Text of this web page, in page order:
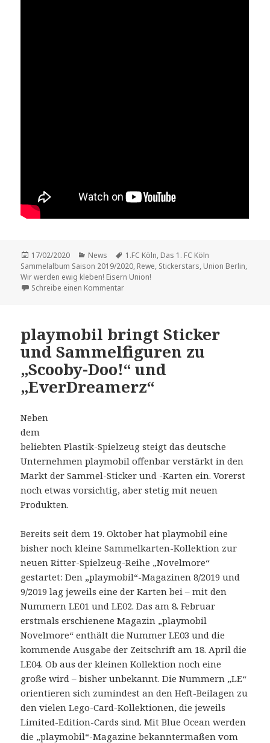
Veröffentlicht
am
17/02/2020 Kategorien
News Schlagwörter
1.FC Köln, Das 1. FC Köln
Sammelalbum Saison 2019/2020, Rewe, Stickerstars, Union Berlin,
Wir werden ewig kleben! Eisern Union!
Schreibe einen Kommentarzu Stickerstars hat Kollektionen zum 1.
playmobil bringt Sticker
und Sammelfiguren zu
„Scooby-Doo!“ und
„EverDreamerz“
Neben
dem
beliebten Plastik-Spielzeug steigt das deutsche
Unternehmen playmobil offenbar verstärkt in den
Markt der Sammel-Sticker und -Karten ein. Vorerst
noch etwas vorsichtig, aber stetig mit neuen
Produkten.
Bereits seit dem 19. Oktober hat playmobil eine
bisher noch kleine Sammelkarten-Kollektion zur
neuen Ritter-Spielzeug-Reihe „Novelmore“
gestartet: Den „playmobil“-Magazinen 8/2019 und
9/2019 lag jeweils eine der Karten bei – mit den
Nummern LE01 und LE02. Das am 8. Februar
erstmals erschienene Magazin „playmobil
Novelmore“ enthält die Nummer LE03 und die
kommende Ausgabe der Zeitschrift am 18. April die
LE04. Ob aus der kleinen Kollektion noch eine
große wird – bisher unbekannt. Die Nummern „LE“
orientieren sich zumindest an den Heft-Beilagen zu
den vielen Lego-Card-Kollektionen, die jeweils
Limited-Edition-Cards sind. Mit Blue Ocean werden
die „playmobil“-Magazine bekanntermaßen vom